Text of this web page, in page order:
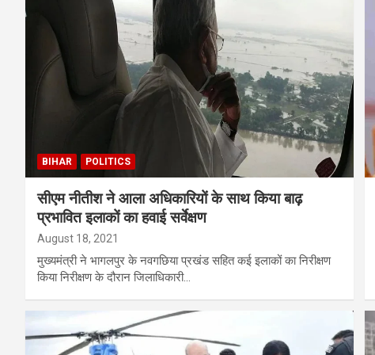
BIHAR POLITICS
सीएम नीतीश ने आला अधिकारियों के साथ किया बाढ़
प्रभावित इलाकों का हवाई सर्वेक्षण
August 18, 2021
मुख्यमंत्री ने भागलपुर के नवगछिया प्रखंड सहित कई इलाकों का निरीक्षण
किया निरीक्षण के दौरान जिलाधिकारी…